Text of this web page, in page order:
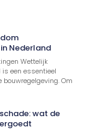
Nederland
Wettelijk
is een essentieel
bouwregelgeving. Om
wat de